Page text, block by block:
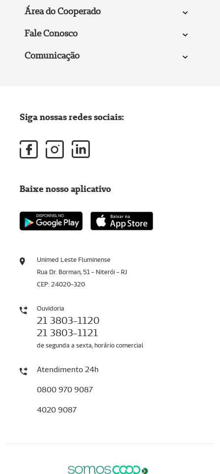
Área do Cooperado
Fale Conosco
Comunicação
Unimed Leste Fluminense
Rua Dr. Borman, 51 - Niterói - RJ
CEP: 24020-320
Ouvidoria
21 3803-1120
21 3803-1121
de segunda a sexta, horário comercial
Atendimento 24h
0800 970 9087
4020 9087
Siga nossas redes sociais:
Baixe nosso aplicativo